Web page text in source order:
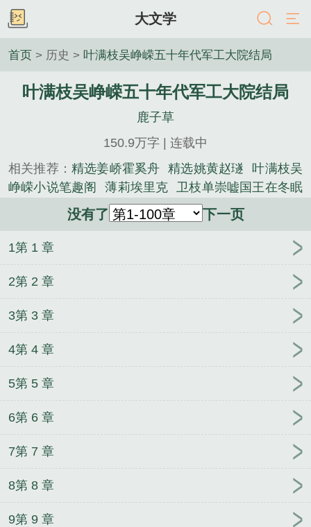
大文学
首页 > 历史 > 叶满枝吴峥嵘五十年代军工大院结局
叶满枝吴峥嵘五十年代军工大院结局
鹿子草
150.9万字 | 连载中
相关推荐： 精选姜峤霍奚舟 精选姚黄赵璲
叶满枝吴
峥嵘小说笔趣阁
薄莉埃里克
卫枝单崇嘘国王在冬眠
灭世神女带崽上门要我负责 姚黄赵璲小说笔趣
宋嘉宁赵恒国色生香结局 薄莉埃里克小说笔趣
阁
苏妙漪容玠小说笔趣阁
宋嘉宁赵恒小说笔趣阁
王爷站起来了结局
薄莉埃里克如何阻止男主发疯结
局
精选宋嘉宁赵恒
没有了 下一页
1第 1 章
2第 2 章
3第 3 章
4第 4 章
5第 5 章
6第 6 章
7第 7 章
8第 8 章
9第 9 章